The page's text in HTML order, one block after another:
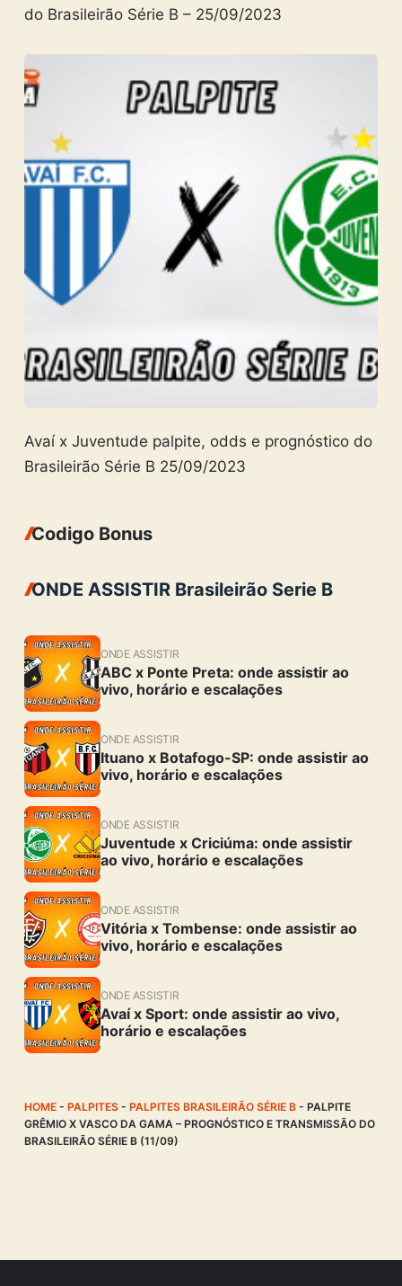
do Brasileirão Série B – 25/09/2023
Avaí x Juventude palpite, odds e prognóstico do
Brasileirão Série B 25/09/2023
Codigo Bonus
ONDE ASSISTIR Brasileirão Serie B
ONDE ASSISTIR
ABC x Ponte Preta: onde assistir ao
vivo, horário e escalações
ONDE ASSISTIR
Ituano x Botafogo-SP: onde assistir ao
vivo, horário e escalações
ONDE ASSISTIR
Juventude x Criciúma: onde assistir
ao vivo, horário e escalações
ONDE ASSISTIR
Vitória x Tombense: onde assistir ao
vivo, horário e escalações
ONDE ASSISTIR
Avaí x Sport: onde assistir ao vivo,
horário e escalações
HOME- PALPITES- PALPITES BRASILEIRÃO SÉRIE B- PALPITE
GRÊMIO X VASCO DA GAMA – PROGNÓSTICO E TRANSMISSÃO DO
BRASILEIRÃO SÉRIE B (11/09)